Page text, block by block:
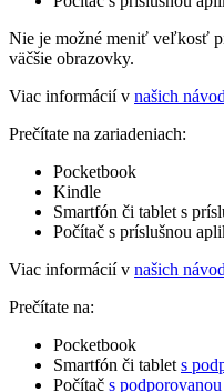
Nie je možné meniť veľkosť
väčšie obrazovky.
Viac informácií v našich
Prečítate na zariadeniach:
Pocketbook
Kindle
Smartfón či tablet s
Počítač s príslušnou
Viac informácií v našich
Prečítate na:
Pocketbook
Smartfón či tablet s
Počítač s